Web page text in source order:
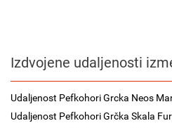
Izdvojene udaljenosti
Udaljenost Pefkohori Grcka Neos
Udaljenost Pefkohori Grčka Skala